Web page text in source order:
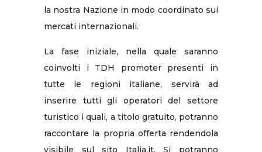
la nostra Nazione in modo coordinato sui
mercati internazionali.
La fase iniziale, nella quale saranno
coinvolti i TDH promoter presenti in
tutte le regioni italiane, servirà ad
inserire tutti gli operatori del settore
turistico i quali, a titolo gratuito, potranno
raccontare la propria offerta rendendola
visibile sul sito Italia.it. Si potranno